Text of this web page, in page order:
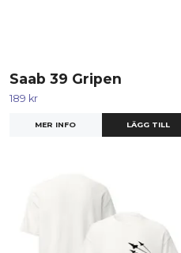
Saab 39 Gripen
189 kr
MER INFO LÄGG TILL